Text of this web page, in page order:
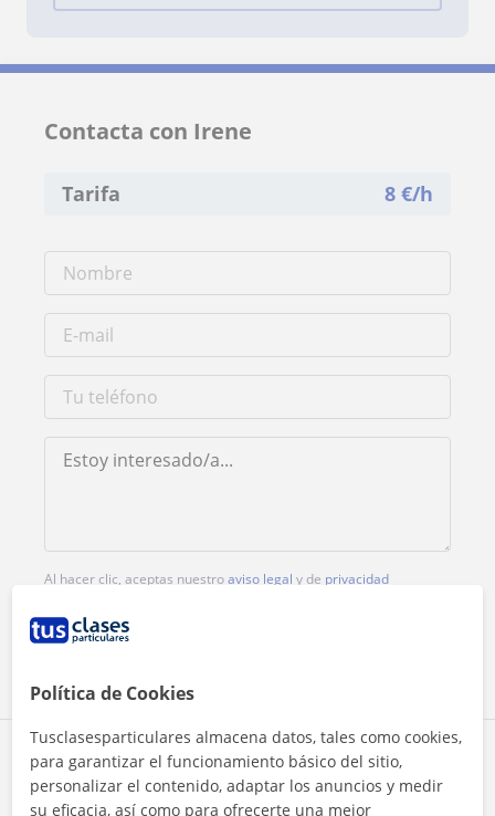
Comparte a este profesor
Contacta con Irene
Tarifa 8 €/h
Al hacer clic, aceptas nuestroaviso legal y de privacidad
Política de Cookies
Tusclasesparticulares almacena datos, tales como cookies,
para garantizar el funcionamiento básico del sitio,
personalizar el contenido, adaptar los anuncios y medir
su eficacia, así como para ofrecerte una mejor